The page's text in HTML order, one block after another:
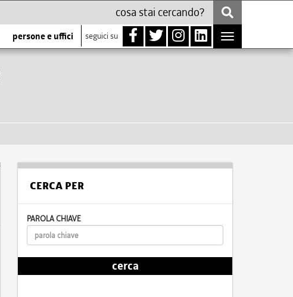
persone e uffici seguici su
Toggle
navigation
CERCA PER
PAROLA CHIAVE
cerca